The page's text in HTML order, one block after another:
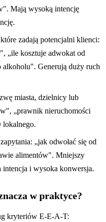
Mają wysoką intencję
zadają potencjalni klienci:
„ile kosztuje adwokat od
alkoholu". Generują duży ruch
miasta, dzielnicy lub
„prawnik nieruchomości
lokalnego.
„jak odwołać się od
alimentów". Mniejszy
i wysoka konwersja.
w praktyce?
kryteriów E-E-A-T: